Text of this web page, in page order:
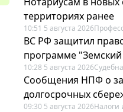
территориях ранее
10:51 5 августа 2026
ВС РФ защитил
программе
10:28 5 августа 2026
Сообщения НПФ о
долгосрочных
09:30 5 августа 2026Налоги